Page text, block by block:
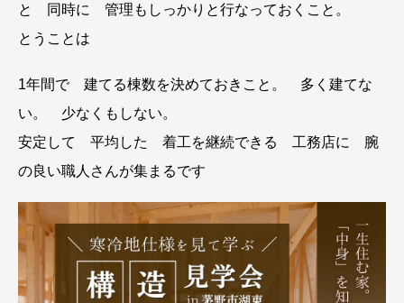
と 同時に 管理もしっかりと行なっておくこと。
とうことは
1年間で 建てる棟数を決めておきこと。 多く建てな
い。 少なくもしない。
安定して 平均した 着工を継続できる 工務店に 腕
の良い職人さんが集まるです